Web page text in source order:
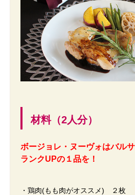
材料（2人分）
ボージョレ・ヌーヴォはバル
ランクUPの１品を！
・鶏肉(もも肉がオススメ) ２枚